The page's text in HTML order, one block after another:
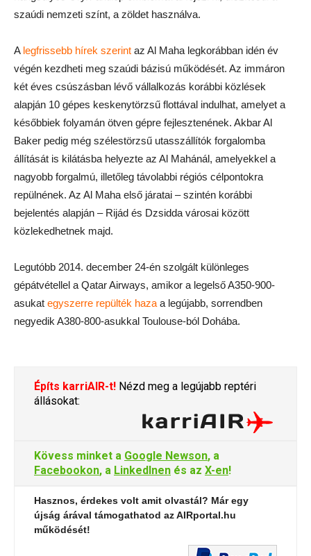
szaúdi nemzeti színt, a zöldet használva.
A legfrissebb hírek szerint az Al Maha legkorábban idén év
végén kezdheti meg szaúdi bázisú működését. Az immáron
két éves csúszásban lévő vállalkozás korábbi közlések
alapján 10 gépes keskenytörzsű flottával indulhat, amelyet a
későbbiek folyamán ötven gépre fejlesztenének. Akbar Al
Baker pedig még szélestörzsű utasszállítók forgalomba
állítását is kilátásba helyezte az Al Mahánál, amelyekkel a
nagyobb forgalmú, illetőleg távolabbi régiós célpontokra
repülnének. Az Al Maha első járatai – szintén korábbi
bejelentés alapján – Rijád és Dzsidda városai között
közlekedhetnek majd.
Legutóbb 2014. december 24-én szolgált különleges
gépátvétellel a Qatar Airways, amikor a legelső A350-900-
asukat egyszerre repülték haza a legújabb, sorrendben
negyedik A380-800-asukkal Toulouse-ból Dohába.
Építs karriAIR-t! Nézd meg a legújabb reptéri
állásokat:
Kövess minket a Google Newson, a
Facebookon, a LinkedInen és az X-en!
Hasznos, érdekes volt amit olvastál? Már egy
újság árával támogathatod az AIRportal.hu
működését!